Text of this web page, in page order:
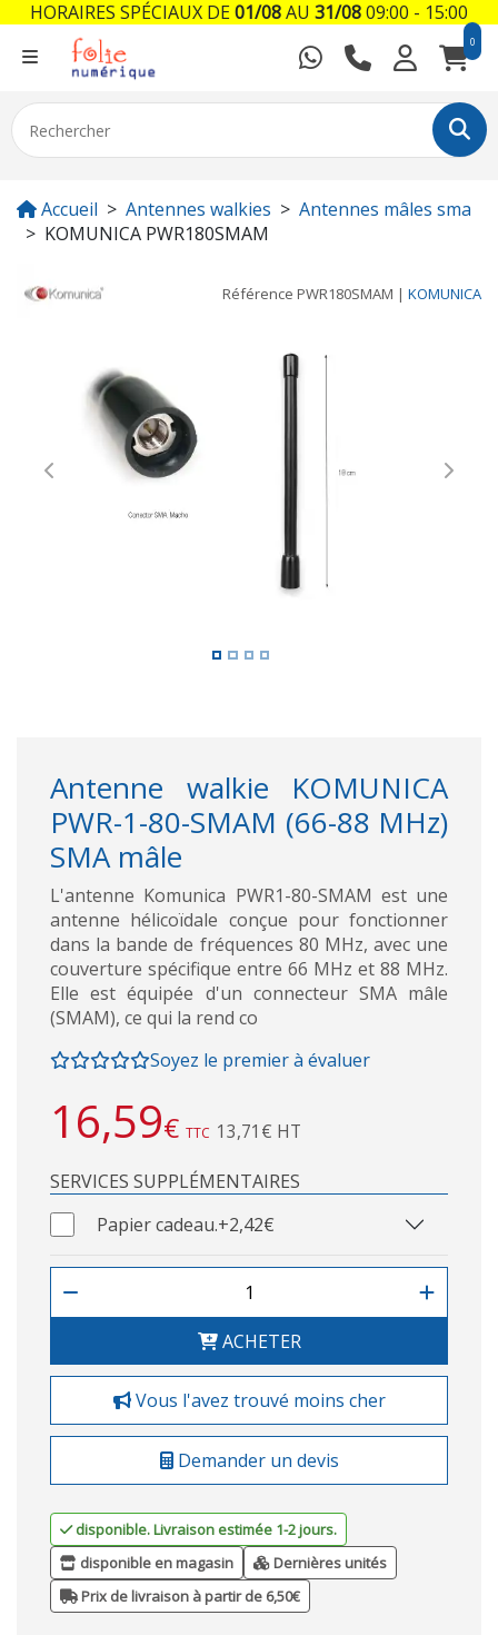
0
Accueil Antennes walkies
Antennes mâles sma
KOMUNICA PWR180SMAM
Référence PWR180SMAM | KOMUNICA
Previous Next
Antenne walkie KOMUNICA
PWR-1-80-SMAM (66-88 MHz)
SMA mâle
L'antenne Komunica PWR1-80-SMAM est une
antenne hélicoïdale conçue pour fonctionner
dans la bande de fréquences 80 MHz, avec une
couverture spécifique entre 66 MHz et 88 MHz.
Elle est équipée d'un connecteur SMA mâle
(SMAM), ce qui la rend co
Soyez le premier à évaluer
16,59€ TTC 13,71€ HT
SERVICES SUPPLÉMENTAIRES
Papier cadeau.+2,42€
ACHETER
Vous l'avez trouvé moins cher
Demander un devis
disponible. Livraison estimée 1-2 jours.
disponible en magasin
Dernières unités
Prix de livraison à partir de 6,50€
HORAIRES SPÉCIAUX DE01/08AU 31/0809:00 - 15:00